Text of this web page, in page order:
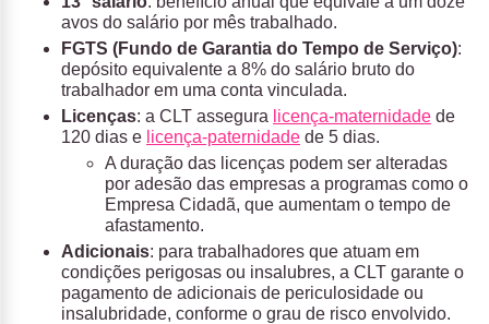
avos do salário por mês trabalhado.
FGTS (Fundo de Garantia do Tempo de Serviço):
depósito equivalente a 8% do salário bruto do
trabalhador em uma conta vinculada.
Licenças: a CLT assegura licença-maternidade de
120 dias e licença-paternidade de 5 dias.
A duração das licenças podem ser alteradas
por adesão das empresas a programas como o
Empresa Cidadã, que aumentam o tempo de
afastamento.
Adicionais: para trabalhadores que atuam em
condições perigosas ou insalubres, a CLT garante o
pagamento de adicionais de periculosidade ou
insalubridade, conforme o grau de risco envolvido.